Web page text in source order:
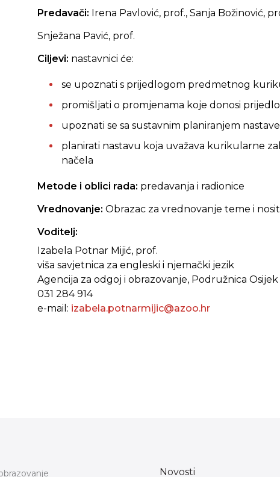
Predavači: Irena Pavlović, prof., Sanja Božinović,
Snježana Pavić, prof.
Ciljevi: nastavnici će:
se upoznati s prijedlogom predmetnog
promišljati o promjenama koje donosi
upoznati se sa sustavnim planiranjem
planirati nastavu koja uvažava kurikularne
načela
Metode i oblici rada: predavanja i radionice
Vrednovanje: Obrazac za vrednovanje teme i
Voditelj:
Izabela Potnar Mijić, prof.
viša savjetnica za engleski i njemački jezik
Agencija za odgoj i obrazovanje, Podružnica Osijek
031 284 914
e-mail: izabela.potnarmijic@azoo.hr
Novosti